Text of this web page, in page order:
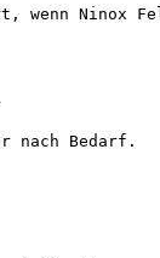
wenn Ninox
nach Bedarf.